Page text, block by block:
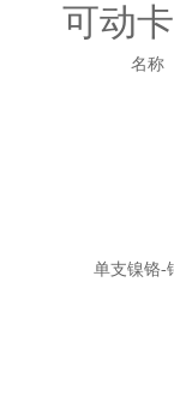
可动
名称
单支镍铬-